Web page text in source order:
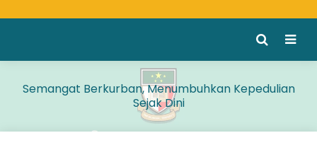
Semangat Berkurban, Menumbuhkan Kepedulian
Sejak Dini